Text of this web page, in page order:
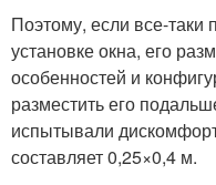
Поэтому, если все-
установке окна, его
особенностей и
разместить его
испытывали
составляет 0,25×0,4 м.